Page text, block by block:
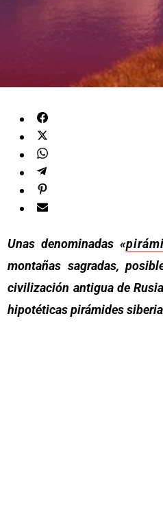
Unas denominadas «
montañas sagradas,
civilización antigua de
hipotéticas pirámides